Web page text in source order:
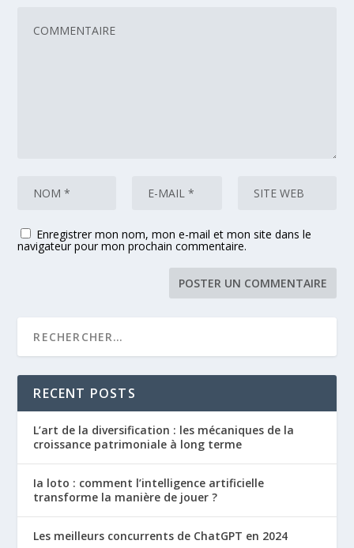
Enregistrer mon nom, mon e-mail et mon site dans le
navigateur pour mon prochain commentaire.
RECENT POSTS
L’art de la diversification : les mécaniques de la
croissance patrimoniale à long terme
Ia loto : comment l’intelligence artificielle
transforme la manière de jouer ?
Les meilleurs concurrents de ChatGPT en 2024